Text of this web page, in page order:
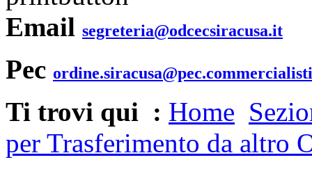
Email segreteria@odcecsiracusa.it
Pec
Ti trovi qui : Home
per Trasferimento da altro